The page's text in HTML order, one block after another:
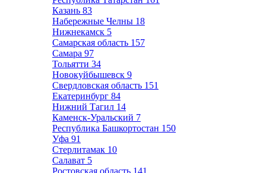
Казань 83
Набережные Челны 18
Нижнекамск 5
Самарская область 157
Самара 97
Тольятти 34
Новокуйбышевск 9
Свердловская область 151
Екатеринбург 84
Нижний Тагил 14
Каменск-Уральский 7
Республика Башкортостан 150
Уфа 91
Стерлитамак 10
Салават 5
Ростовская область 141